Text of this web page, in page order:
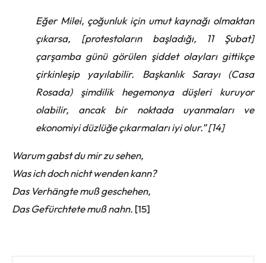
Eğer Milei, çoğunluk için umut kaynağı olmaktan
çıkarsa, [protestoların başladığı, 11 Şubat]
çarşamba günü görülen şiddet olayları gittikçe
çirkinleşip yayılabilir. Başkanlık Sarayı (Casa
Rosada) şimdilik hegemonya düşleri kuruyor
olabilir, ancak bir noktada uyanmaları ve
ekonomiyi düzlüğe çıkarmaları iyi olur.” [14]
Warum gabst du mir zu sehen,
Was ich doch nicht wenden kann?
Das Verhängte muß geschehen,
Das Gefürchtete muß nahn. [15]